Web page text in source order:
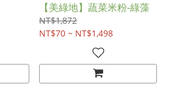
【美綠地】蔬菜米粉-綠藻
NT$1,872
NT$70 ~ NT$1,498